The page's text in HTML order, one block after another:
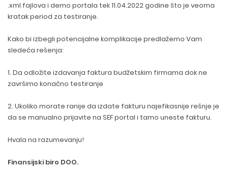
.xml fajlova i demo portala tek 11.04.2022 godine što je veoma
kratak period za testiranje.
Kako bi izbegli potencijalne komplikacije predlažemo Vam
sledeća rešenja:
1. Da odložite izdavanja faktura budžetskim firmama dok ne
završimo konačno testiranje
2. Ukoliko morate ranije da izdate fakturu najefikasnije rešnje je
da se manualno prijavite na SEF portal i tamo uneste fakturu.
Hvala na razumevanju!
Finansijski biro DOO.